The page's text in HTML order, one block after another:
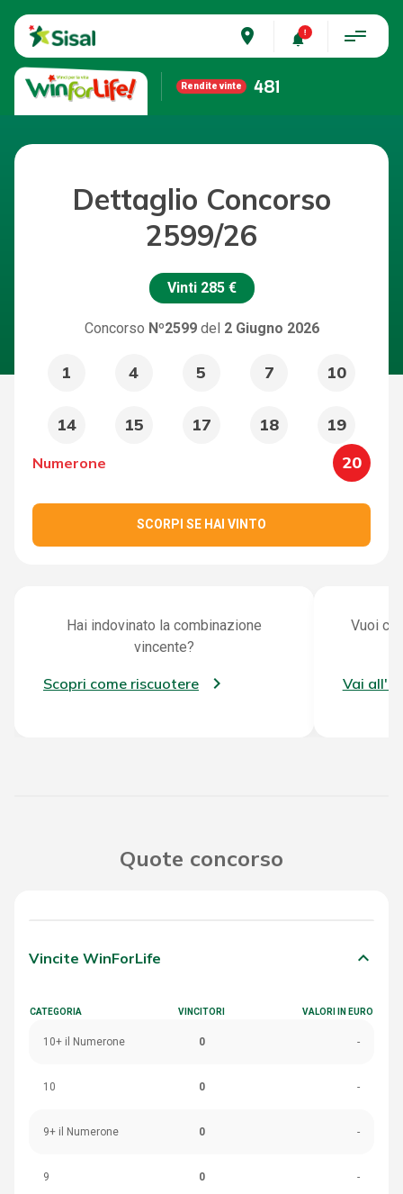
place
Rendite vinte 481
Dettaglio Concorso
2599/26
Vinti 285 €
Concorso Nº2599del 2 Giugno 2026
1 4 5 7 10
14 15 17 18 19
Numerone 20
SCORPI SE HAI VINTO
Hai indovinato la combinazione
vincente?
Scopri come riscuotere
Vuoi
Vai
Quote concorso
Vincite WinForLife keyboard_arrow_down
CATEGORIA VINCITORI VALORI IN EURO
10+ il Numerone 0 -
10 0 -
9+ il Numerone 0 -
9 0 -